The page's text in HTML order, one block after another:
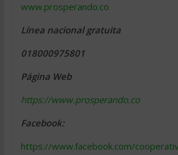
www.prosperando.co
Línea nacional gratuita
018000975801
Página Web
https://www.prosperando.co
Facebook:
https://www.facebook.com/